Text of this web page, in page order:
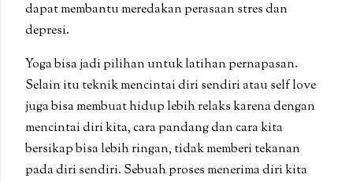
dapat membantu meredakan perasaan stres dan
depresi.
Yoga bisa jadi pilihan untuk latihan pernapasan.
Selain itu teknik mencintai diri sendiri atau self love
juga bisa membuat hidup lebih relaks karena dengan
mencintai diri kita, cara pandang dan cara kita
bersikap bisa lebih ringan, tidak memberi tekanan
pada diri sendiri. Sebuah proses menerima diri kita